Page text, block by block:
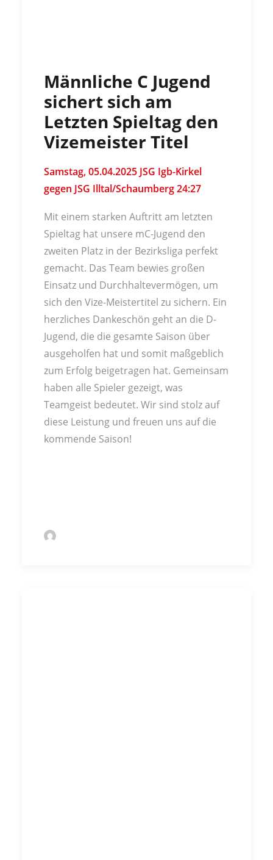
Männliche C Jugend
sichert sich am
Letzten Spieltag den
Vizemeister Titel
Samstag, 05.04.2025 JSG Igb-Kirkel
gegen JSG Illtal/Schaumberg 24:27
Mit einem starken Auftritt am letzten
Spieltag hat unsere mC-Jugend den
zweiten Platz in der Bezirksliga perfekt
gemacht. Das Team bewies großen
Einsatz und Durchhaltevermögen, um
sich den Vize-Meistertitel zu sichern. Ein
herzliches Dankeschön geht an die D-
Jugend, die die gesamte Saison über
ausgeholfen hat und somit maßgeblich
zum Erfolg beigetragen hat. Gemeinsam
haben alle Spieler gezeigt, was
Teamgeist bedeutet. Wir sind stolz auf
diese Leistung und freuen uns auf die
kommende Saison!